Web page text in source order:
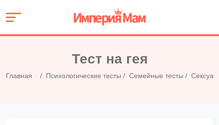
Тест на гея
Главная Психологические тесты Семейные тесты